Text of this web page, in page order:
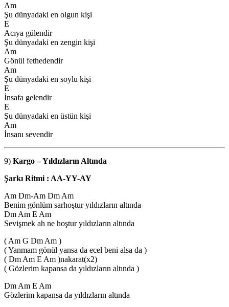
Am
Şu dünyadaki en olgun kişi
E
Acıya gülendir
Şu dünyadaki en zengin kişi
Am
Gönül fethedendir
Am
Şu dünyadaki en soylu kişi
E
İnsafa gelendir
E
Şu dünyadaki en üstün kişi
Am
İnsanı sevendir
9) Kargo – Yıldızların Altında
Şarkı Ritmi : AA-YY-AY
Am Dm-Am Dm Am
Benim gönlüm sarhoştur yıldızların altında
Dm Am E Am
Sevişmek ah ne hoştur yıldızların altında
( Am G Dm Am )
( Yanmam gönül yansa da ecel beni alsa da )
( Dm Am E Am )nakarat(x2)
( Gözlerim kapansa da yıldızların altında )
Dm Am E Am
Gözlerim kapansa da yıldızların altında